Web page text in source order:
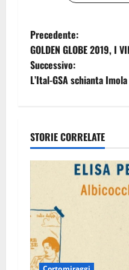
N
a
v
g
a
z
i
o
Precedente:
GOLDEN GLOBE 2019, I
Successivo:
L’Ital-GSA schianta Imola
STORIE CORRELATE